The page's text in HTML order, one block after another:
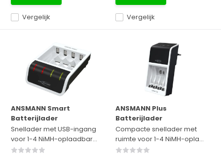
Vergelijk Vergelijk
ANSMANN Smart
Batterijlader
Snellader met USB-ingang
voor 1-4 NiMH-oplaadbar...
ANSMANN Plus
Batterijlader
Compacte snellader met
ruimte voor 1-4 NiMH-opla...